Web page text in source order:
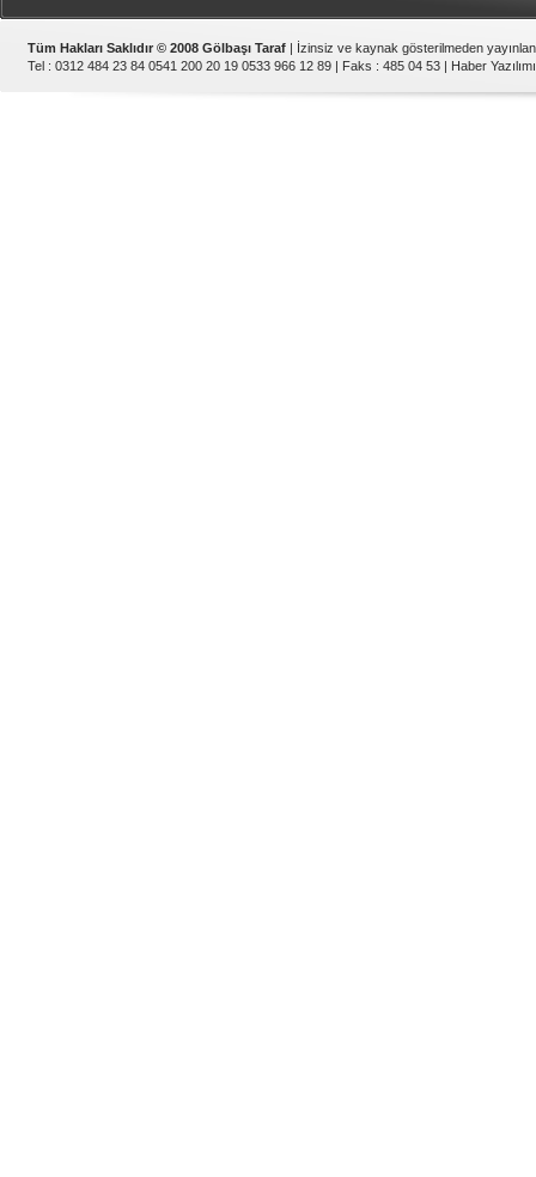
Tüm Hakları Saklıdır © 2008 Gölbaşı Taraf | İzinsiz ve kaynak gösterilmeden
Tel : 0312 484 23 84 0541 200 20 19 0533 966 12 89 | Faks : 485 04 53 | Haber Yazılımı